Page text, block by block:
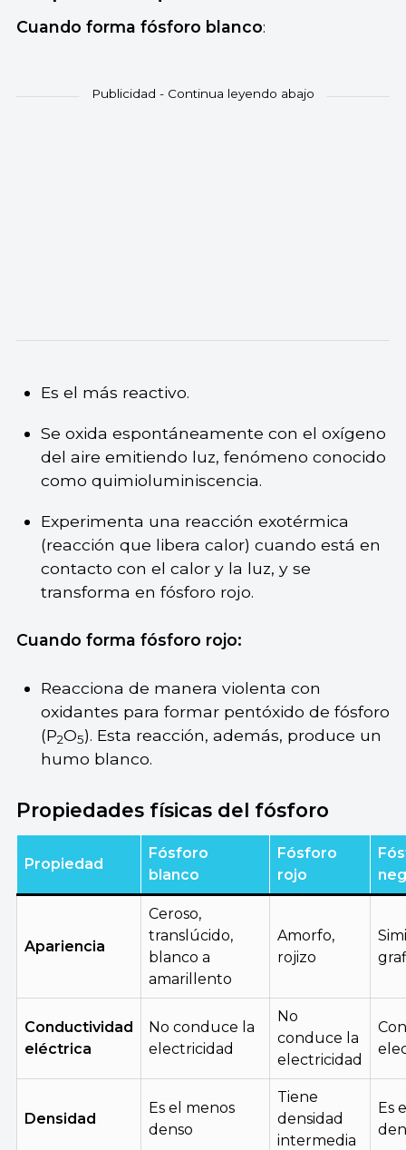
Cuando forma fósforo blanco:
Es el más reactivo.
Se oxida espontáneamente con el oxígeno
del aire emitiendo luz, fenómeno conocido
como quimioluminiscencia.
Experimenta una reacción exotérmica
(reacción que libera calor) cuando está en
contacto con el calor y la luz, y se
transforma en fósforo rojo.
Cuando forma fósforo rojo:
Reacciona de manera violenta con
oxidantes para formar pentóxido de fósforo
(P2O5). Esta reacción, además, produce un
humo blanco.
Propiedades físicas del fósforo
Propiedad
Fósforo
blanco
Fósforo
rojo
Apariencia
Ceroso,
translúcido,
blanco a
amarillento
Amorfo,
rojizo
Conductividad
eléctrica
No conduce la
electricidad
No
conduce la
electricidad
Densidad
Es el menos
denso
Tiene
densidad
intermedia
Es